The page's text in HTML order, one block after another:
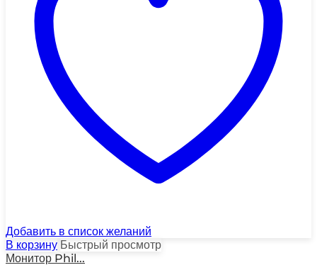
Добавить в список желаний
В корзину Быстрый просмотр
Монитор Phil...